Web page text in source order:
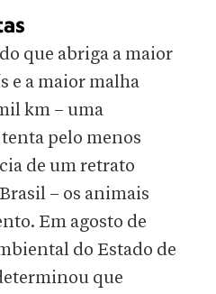
que abriga a maior
e a maior malha
km – uma
pelo menos
de um retrato
– os animais
Em agosto de
do Estado de
que